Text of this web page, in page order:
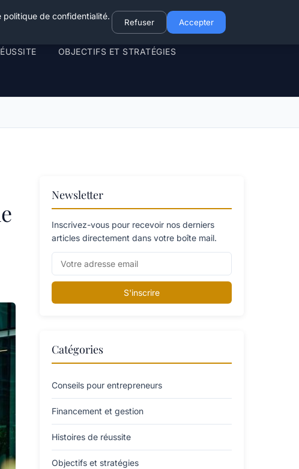
OBJECTIFS ET STRATÉGIES
Newsletter
Inscrivez-vous pour recevoir nos derniers
articles directement dans votre boîte mail.
S'inscrire
Catégories
Conseils pour entrepreneurs
Financement et gestion
Histoires de réussite
Objectifs et stratégies
politique de confidentialité.
Refuser Accepter